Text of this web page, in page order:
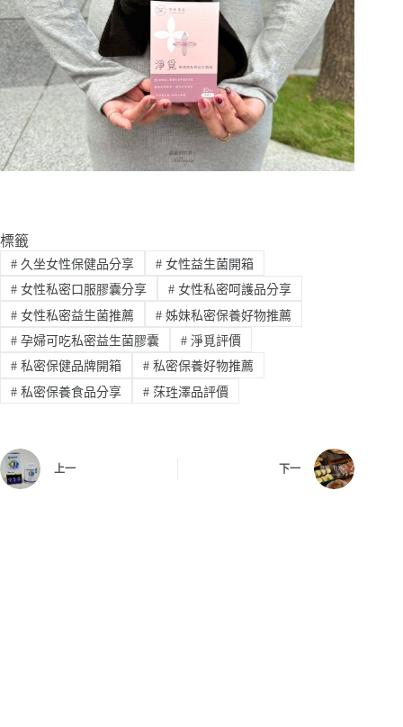
標籤
#久坐女性保健品分享 #女性益生菌開箱
#女性私密口服膠囊分享 #女性私密呵護品分享
#女性私密益生菌推薦 #姊妹私密保養好物推薦
#孕婦可吃私密益生菌膠囊 #淨覓評價
#私密保健品牌開箱 #私密保養好物推薦
#私密保養食品分享 #莯珄澤品評價
上一 下一